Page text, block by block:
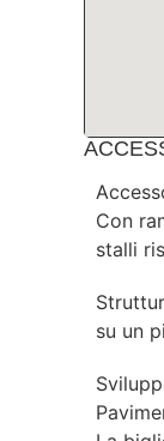
Con
stalli
su un